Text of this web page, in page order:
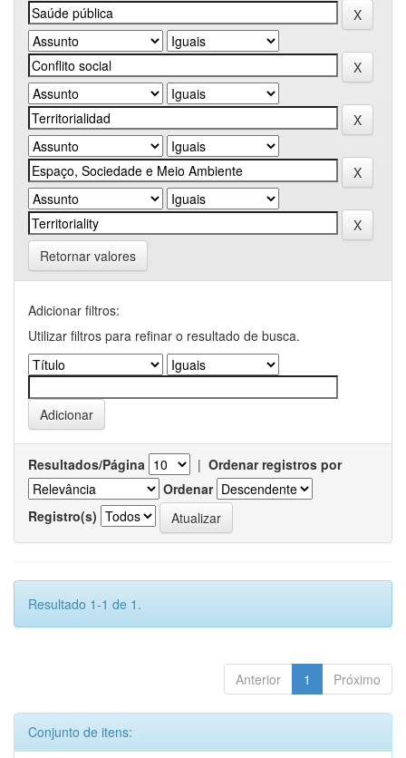
Retornar valores
Adicionar filtros:
Utilizar filtros para refinar o resultado de busca.
Resultados/Página | Ordenar registros por
Ordenar
Registro(s)
Resultado 1-1 de 1.
Anterior 1 Próximo
Conjunto de itens: